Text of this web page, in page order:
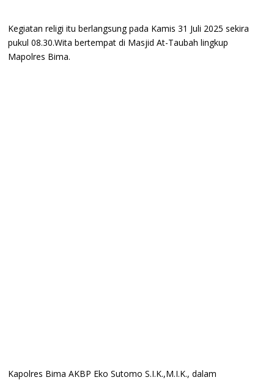
Kegiatan religi itu berlangsung pada Kamis 31 Juli 2025 sekira
pukul 08.30.Wita bertempat di Masjid At-Taubah lingkup
Mapolres Bima.
Kapolres Bima AKBP Eko Sutomo S.I.K.,M.I.K., dalam